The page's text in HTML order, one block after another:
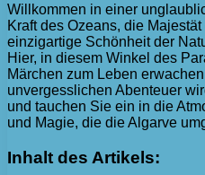
Willkommen in einer
Kraft des Ozeans, die
einzigartige Schönheit der
Hier, in diesem Winkel des
Märchen zum Leben
unvergesslichen Abenteuer
und tauchen Sie ein in die
und Magie, die die Algarve
Inhalt des Artikels: